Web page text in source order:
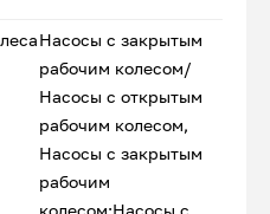
Насосы с закрытым
рабочим колесом/
Насосы с открытым
рабочим колесом,
Насосы с закрытым
рабочим
колесом;Насосы с